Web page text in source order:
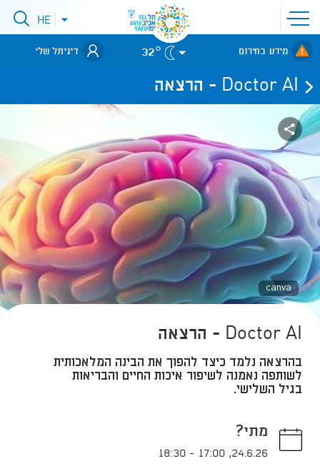
פתיחת
תפריט
אתר
לאתר עיריית
תל-אביב
פתיחתHE
מידע בחירום 32° דיגיתל שלי
Doctor AI - הרצאה
canva
Doctor AI - הרצאה
בהרצאה נלמד כיצד להפוך את הבינה המלאכותית
לשותפה נאמנה לשיפור איכות החיים והבריאות
בגיל השלישי.
מתי?
24.6.26
,
17:00
-
18:30